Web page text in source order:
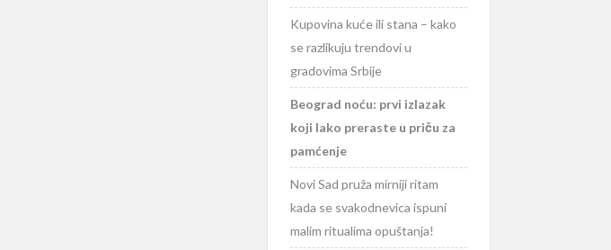
Kupovina kuće ili stana – kako
se razlikuju trendovi u
gradovima Srbije
Beograd noću: prvi izlazak
koji lako preraste u priču za
pamćenje
Novi Sad pruža mirniji ritam
kada se svakodnevica ispuni
malim ritualima opuštanja!